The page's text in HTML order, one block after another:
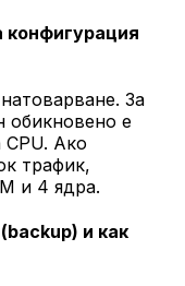
За
обикновено е
Ако
трафик,
и 4 ядра.
и как